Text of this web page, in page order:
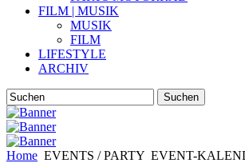
FILM | MUSIK
MUSIK
FILM
LIFESTYLE
ARCHIV
Suchen
Home EVENTS / PARTY EVENT-